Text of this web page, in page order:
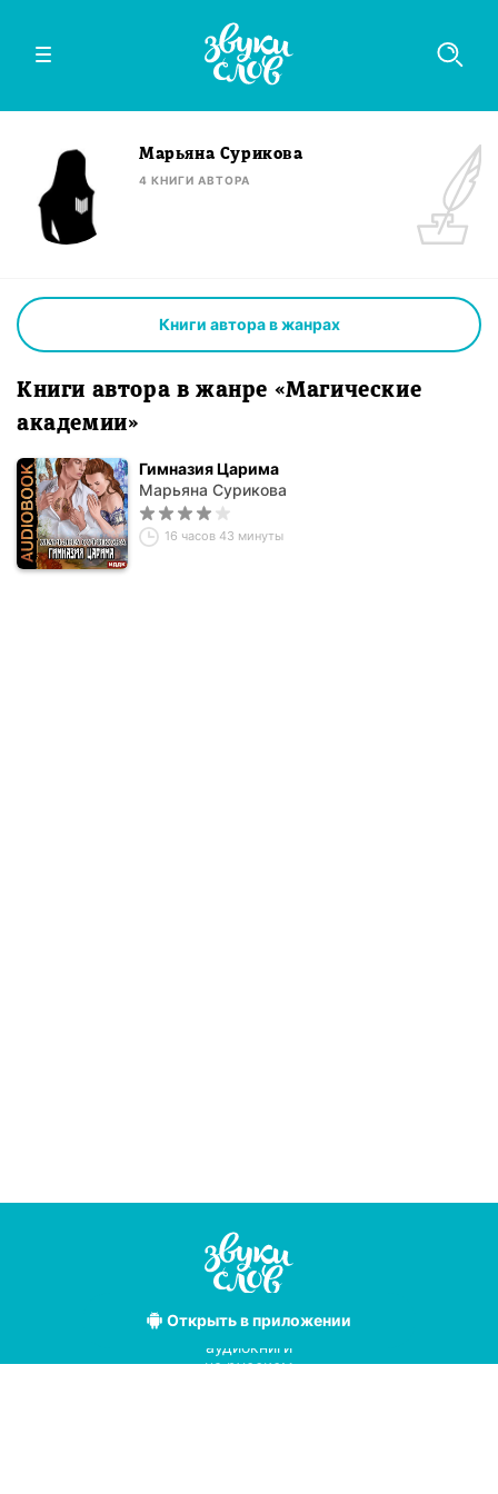
Марьяна Сурикова
4 КНИГИ АВТОРА
Книги автора в жанрах
Книги автора в жанре «Магические
академии»
Гимназия Царима
Марьяна Сурикова
16 часов 43 минуты
Открытьв приложении
Лучшие
аудиокниги
на русском